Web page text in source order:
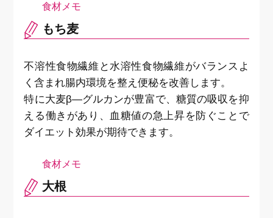
もち麦
不溶性食物繊維と水溶性食物繊維がバランスよ
く含まれ腸内環境を整え便秘を改善します。
特に大麦β―グルカンが豊富で、糖質の吸収を抑
える働きがあり、血糖値の急上昇を防ぐことで
ダイエット効果が期待できます。
大根